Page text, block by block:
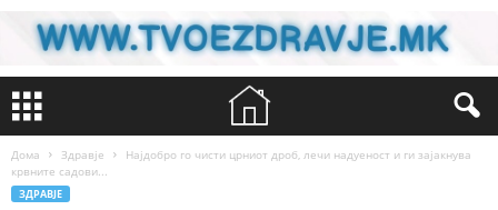
Дома Здравје
Најдобро го чисти црниот дроб, лечи надуеност и ги зајакнува
крвните садови...
ЗДРАВЈЕ